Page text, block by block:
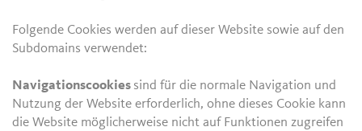
Folgende Cookies werden auf dieser Website sowie auf den
Subdomains verwendet:
Navigationscookies sind für die normale Navigation und
Nutzung der Website erforderlich, ohne dieses Cookie kann
die Website möglicherweise nicht auf Funktionen zugreifen